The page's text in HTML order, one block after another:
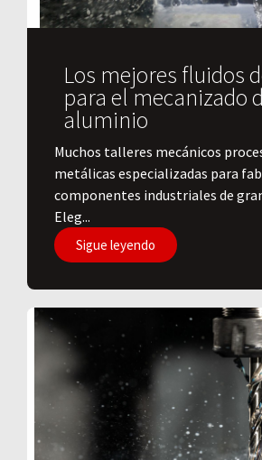
Los mejores fluidos
para el mecanizado
aluminio
​Muchos talleres mecánicos
metálicas especializadas para
componentes industriales de
Eleg...
Sigue leyendo